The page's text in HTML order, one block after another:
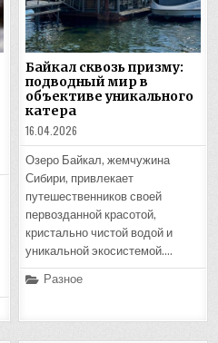
Байкал сквозь призму:
подводный мир в
объективе уникального
катера
16.04.2026
Озеро Байкал, жемчужина
Сибири, привлекает
путешественников своей
первозданной красотой,
кристально чистой водой и
уникальной экосистемой….
Posted
Разное